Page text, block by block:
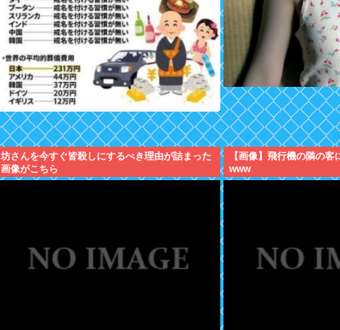
坊さんを今すぐ皆殺しにするべき理由が詰まった
画像がこちら
【画像】飛行機の隣の
www